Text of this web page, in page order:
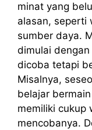
minat yang
alasan, seperti
sumber daya.
dimulai
dicoba tetapi
Misalnya,
belajar
memiliki cukup
mencobanya.